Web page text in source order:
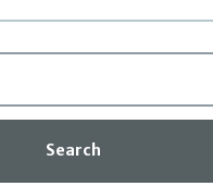
Search